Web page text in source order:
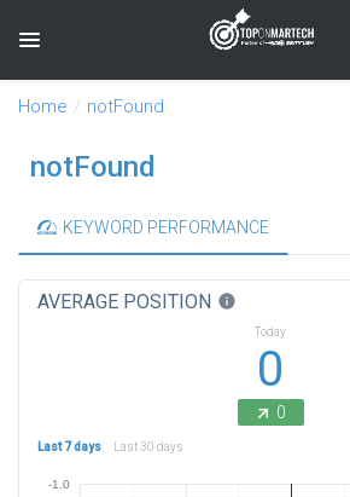
Toggle navigation
Home notFound
notFound
KEYWORD PERFORMANCE
AVERAGE POSITION info
Today
0
0
Last 7 days Last 30 days
-1.0